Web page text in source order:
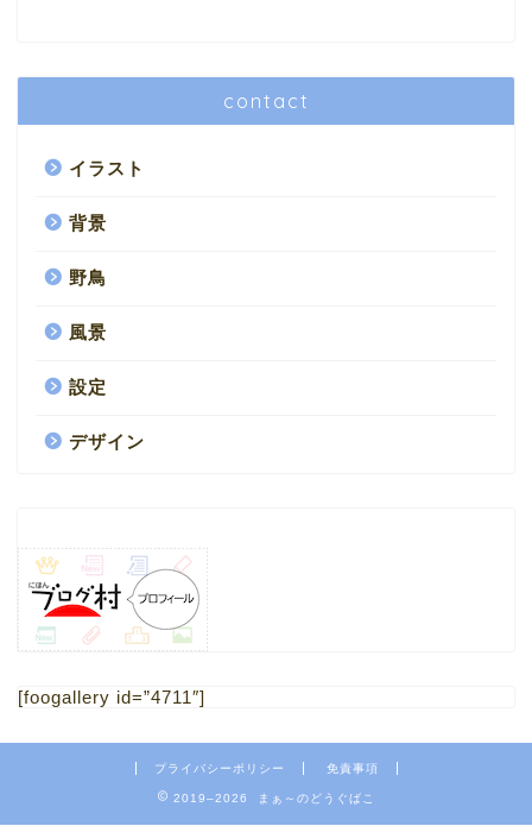
contact
イラスト
背景
野鳥
風景
設定
デザイン
[foogallery id=”4711″]
プライバシーポリシー 免責事項
2019–2026 まぁ～のどうぐばこ
4.フリー素材 写真